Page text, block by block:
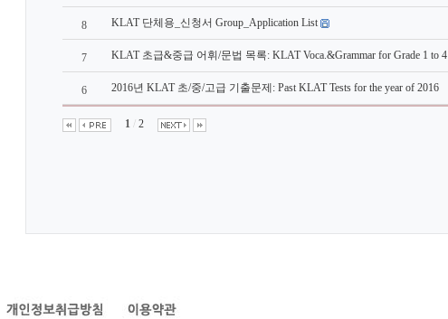
8 KLAT 단체용_신청서 Group_Application List
7 KLAT 초급&중급 어휘/문법 목록: KLAT Voca.&Grammar for Grade 1 to 4
6 2016년 KLAT 초/중/고급 기출문제: Past KLAT Tests for the year of 2016
1 / 2